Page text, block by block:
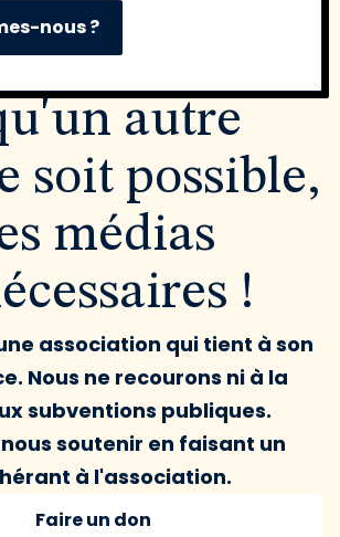
nous ?
autre
soit possible,
médias
!
association qui tient à son
Nous ne recourons ni à la
subventions publiques.
soutenir en faisant un
à l'association.
Faire un don